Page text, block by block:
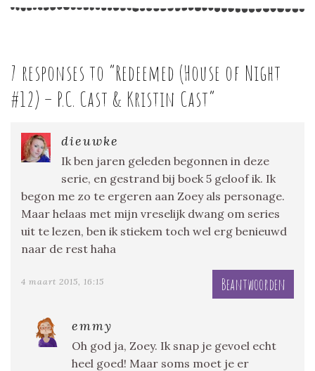
7 responses to “Redeemed (House of Night
#12) – P.C. Cast & Kristin Cast”
dieuwke
Ik ben jaren geleden begonnen in deze
serie, en gestrand bij boek 5 geloof ik. Ik
begon me zo te ergeren aan Zoey als personage.
Maar helaas met mijn vreselijk dwang om series
uit te lezen, ben ik stiekem toch wel erg benieuwd
naar de rest haha
4 maart 2015, 16:15 Beantwoorden
emmy
Oh god ja, Zoey. Ik snap je gevoel echt
heel goed! Maar soms moet je er